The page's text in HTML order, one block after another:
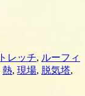
レッチ, ルーフィ
熱, 現場, 脱気塔,